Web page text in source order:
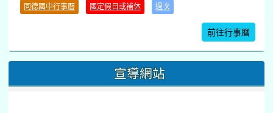
暑期體育育樂營結束
21 22
桃園市運動會
數感實驗夏令營(整天)
同德國中行事曆 國定假日或補休 週次
前往行事曆
宣導網站